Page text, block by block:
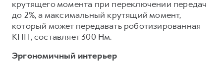
крутящего момента при переключении передач
до 2%, а максимальный крутящий момент,
который может передавать роботизированная
КПП, составляет 300 Нм.
Эргономичный интерьер